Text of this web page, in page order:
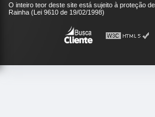
O inteiro teor deste site está sujeito à proteção
Rainha (Lei 9610 de 19/02/1998)